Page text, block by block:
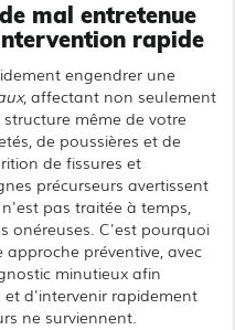
mal entretenue
rapide
engendrer une
, affectant non seulement
même de votre
de poussières et de
de fissures et
précurseurs avertissent
pas traitée à temps,
onéreuses. C'est pourquoi
approche préventive, avec
minutieux afin
d'intervenir rapidement
ne surviennent.